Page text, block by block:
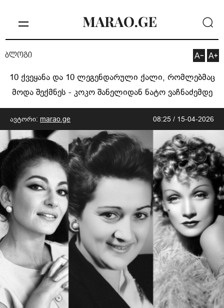
ბლოგი
10 ქვეყანა და 10 ლეგენდარული ქალი, რომლებმაც
მოდა შექმნეს - კოკო შანელიდან ნატო ვაჩნაძემდე
ავტორი: marao.ge 08:25 / 15-04-2026